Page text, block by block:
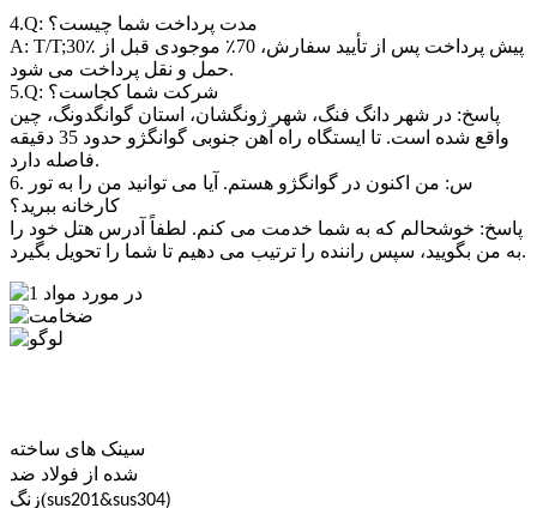
4.Q: مدت پرداخت شما چیست؟
A: T/T;30٪ پیش پرداخت پس از تأیید سفارش، 70٪ موجودی قبل از
حمل و نقل پرداخت می شود.
5.Q: شرکت شما کجاست؟
پاسخ: در شهر دانگ فنگ، شهر ژونگشان، استان گوانگدونگ، چین
واقع شده است. تا ایستگاه راه آهن جنوبی گوانگژو حدود 35 دقیقه
فاصله دارد.
6. س: من اکنون در گوانگژو هستم. آیا می توانید من را به تور
کارخانه ببرید؟
پاسخ: خوشحالم که به شما خدمت می کنم. لطفاً آدرس هتل خود را
به من بگویید، سپس راننده را ترتیب می دهیم تا شما را تحویل بگیرد.
سینک های ساخته
شده از فولاد ضد
زنگ(sus201&sus304)